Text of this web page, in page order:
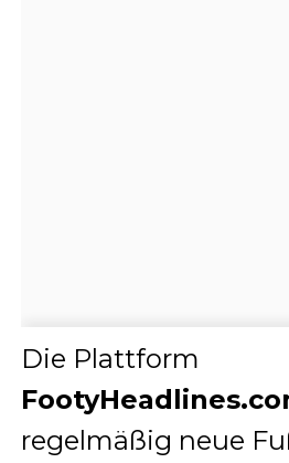
Die Plattform
regelmäßig neue